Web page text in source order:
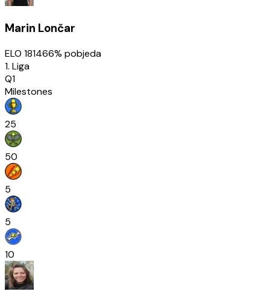
Marin Lončar
ELO 181466% pobjeda
1. Liga
Q1
Milestones
25
50
5
5
10